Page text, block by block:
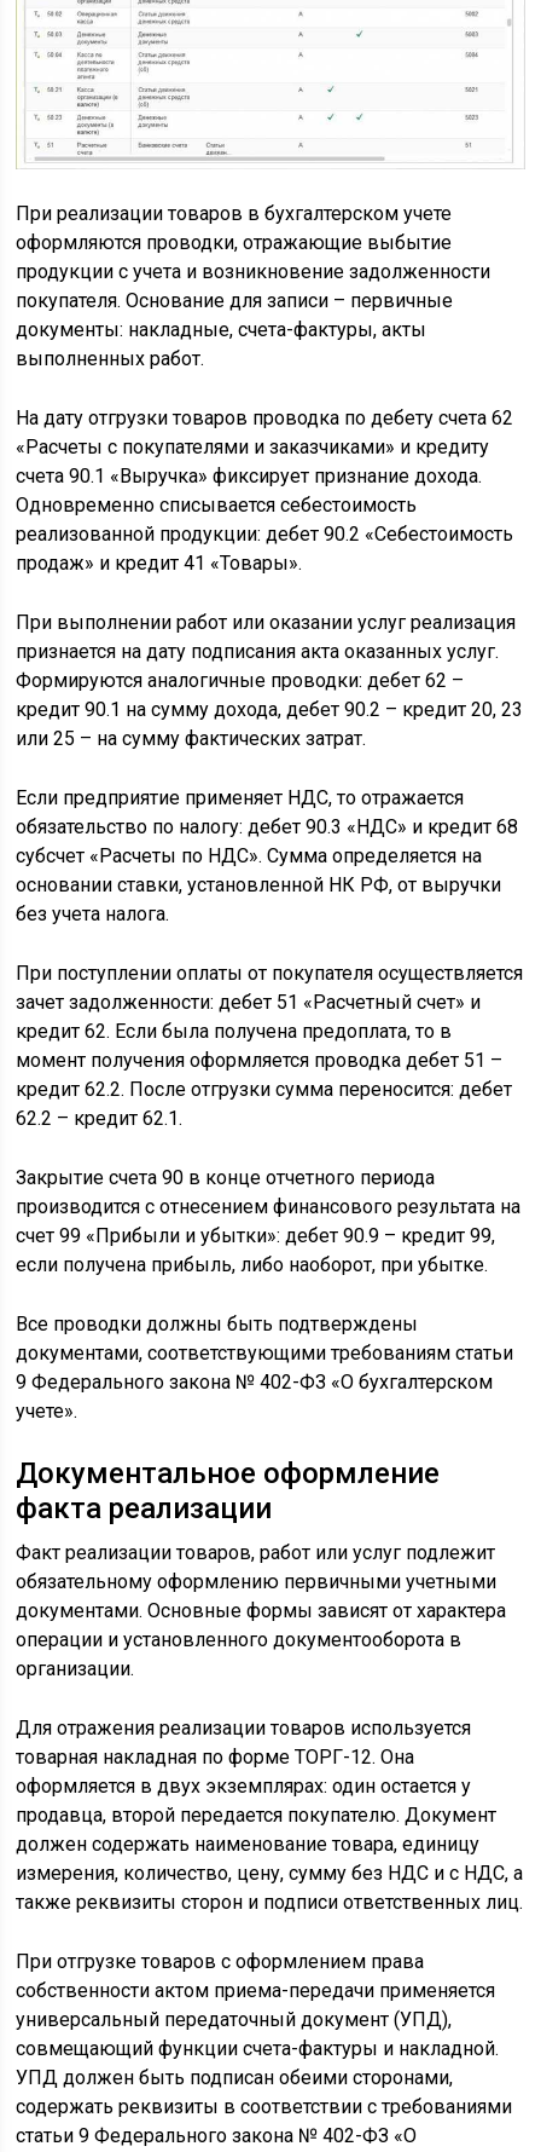
При реализации товаров в бухгалтерском учете
оформляются проводки, отражающие выбытие
продукции с учета и возникновение задолженности
покупателя. Основание для записи – первичные
документы: накладные, счета-фактуры, акты
выполненных работ.
На дату отгрузки товаров проводка по дебету счета 62
«Расчеты с покупателями и заказчиками» и кредиту
счета 90.1 «Выручка» фиксирует признание дохода.
Одновременно списывается себестоимость
реализованной продукции: дебет 90.2 «Себестоимость
продаж» и кредит 41 «Товары».
При выполнении работ или оказании услуг реализация
признается на дату подписания акта оказанных услуг.
Формируются аналогичные проводки: дебет 62 –
кредит 90.1 на сумму дохода, дебет 90.2 – кредит 20, 23
или 25 – на сумму фактических затрат.
Если предприятие применяет НДС, то отражается
обязательство по налогу: дебет 90.3 «НДС» и кредит 68
субсчет «Расчеты по НДС». Сумма определяется на
основании ставки, установленной НК РФ, от выручки
без учета налога.
При поступлении оплаты от покупателя осуществляется
зачет задолженности: дебет 51 «Расчетный счет» и
кредит 62. Если была получена предоплата, то в
момент получения оформляется проводка дебет 51 –
кредит 62.2. После отгрузки сумма переносится: дебет
62.2 – кредит 62.1.
Закрытие счета 90 в конце отчетного периода
производится с отнесением финансового результата на
счет 99 «Прибыли и убытки»: дебет 90.9 – кредит 99,
если получена прибыль, либо наоборот, при убытке.
Все проводки должны быть подтверждены
документами, соответствующими требованиям статьи
9 Федерального закона № 402-ФЗ «О бухгалтерском
учете».
Документальное оформление
факта реализации
Факт реализации товаров, работ или услуг подлежит
обязательному оформлению первичными учетными
документами. Основные формы зависят от характера
операции и установленного документооборота в
организации.
Для отражения реализации товаров используется
товарная накладная по форме ТОРГ-12. Она
оформляется в двух экземплярах: один остается у
продавца, второй передается покупателю. Документ
должен содержать наименование товара, единицу
измерения, количество, цену, сумму без НДС и с НДС, а
также реквизиты сторон и подписи ответственных лиц.
При отгрузке товаров с оформлением права
собственности актом приема-передачи применяется
универсальный передаточный документ (УПД),
совмещающий функции счета-фактуры и накладной.
УПД должен быть подписан обеими сторонами,
содержать реквизиты в соответствии с требованиями
статьи 9 Федерального закона № 402-ФЗ «О